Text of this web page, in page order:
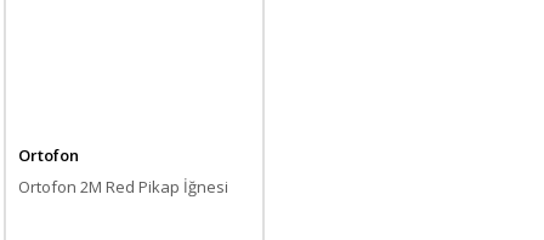
Ortofon
Ortofon 2M Red Pikap İğnesi